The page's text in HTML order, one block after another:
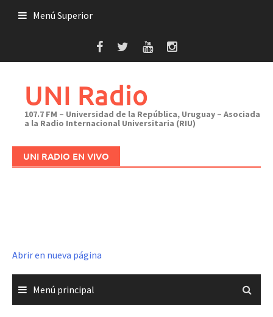
Menú Superior
UNI Radio
107.7 FM – Universidad de la República, Uruguay – Asociada
a la Radio Internacional Universitaria (RIU)
UNI RADIO EN VIVO
Abrir en nueva página
Menú principal